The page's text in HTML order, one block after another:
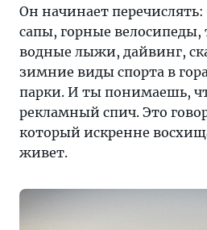
Он начинает
сапы, горные велосипеды,
водные лыжи, дайвинг,
зимние виды спорта в
парки. И ты понимаешь,
рекламный спич. Это
который искренне
живет.